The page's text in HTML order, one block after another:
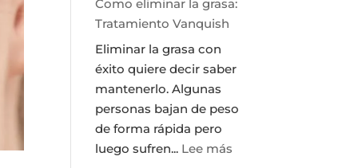
sin
cirugia
Sistema
PLEXR
Como eliminar la grasa:
Tratamiento Vanquish
Eliminar la grasa con
éxito quiere decir saber
mantenerlo. Algunas
personas bajan de peso
de forma rápida pero
luego sufren... Lee más